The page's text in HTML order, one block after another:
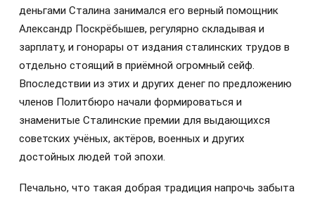
деньгами Сталина занимался его верный помощник
Александр Поскрёбышев, регулярно складывая и
зарплату, и гонорары от издания сталинских трудов в
отдельно стоящий в приёмной огромный сейф.
Впоследствии из этих и других денег по предложению
членов Политбюро начали формироваться и
знаменитые Сталинские премии для выдающихся
советских учёных, актёров, военных и других
достойных людей той эпохи.
Печально, что такая добрая традиция напрочь забыта